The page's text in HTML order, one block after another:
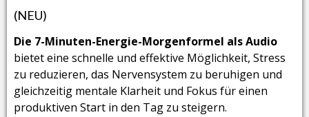
(NEU)
Die 7-Minuten-Energie-Morgenformel als Audio
bietet eine schnelle und effektive Möglichkeit, Stress
zu reduzieren, das Nervensystem zu beruhigen und
gleichzeitig mentale Klarheit und Fokus für einen
produktiven Start in den Tag zu steigern.